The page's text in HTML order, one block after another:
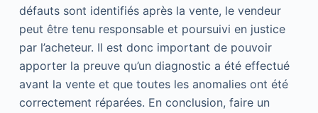
défauts sont identifiés après la vente, le vendeur
peut être tenu responsable et poursuivi en justice
par l’acheteur. Il est donc important de pouvoir
apporter la preuve qu’un diagnostic a été effectué
avant la vente et que toutes les anomalies ont été
correctement réparées. En conclusion, faire un